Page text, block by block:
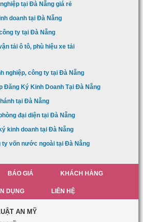
tại Đà Nẵng giá rẻ
doanh tại Đà Nẵng
ty tại Đà Nẵng
tải ô tô, phù hiệu xe tải
nghiệp, công ty tại Đà Nẵng
Đăng Ký Kinh Doanh Tại Đà Nẵng
tại Đà Nẵng
đại diện tại Đà Nẵng
kinh doanh tại Đà Nẵng
ty vốn nước ngoài tại Đà Nẵng
BÁO GIÁ KHÁCH HÀNG
DỤNG LIÊN HỆ
AN MỸ